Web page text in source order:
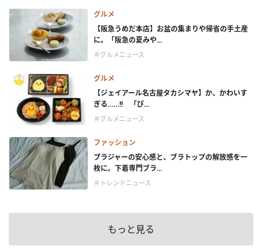
グルメ
【阪急うめだ本店】お盆の集まりや帰省の手土産
に。「阪急の夏みや...
＃グルメニュース
グルメ
【ジェイアール名古屋タカシマヤ】か、かわいす
ぎる……!! 「ぴ...
＃グルメニュース
ファッション
ブラジャーの安心感と、ブラトップの解放感を一
枚に。下着専門ブラ...
＃トレンドニュース
もっと見る